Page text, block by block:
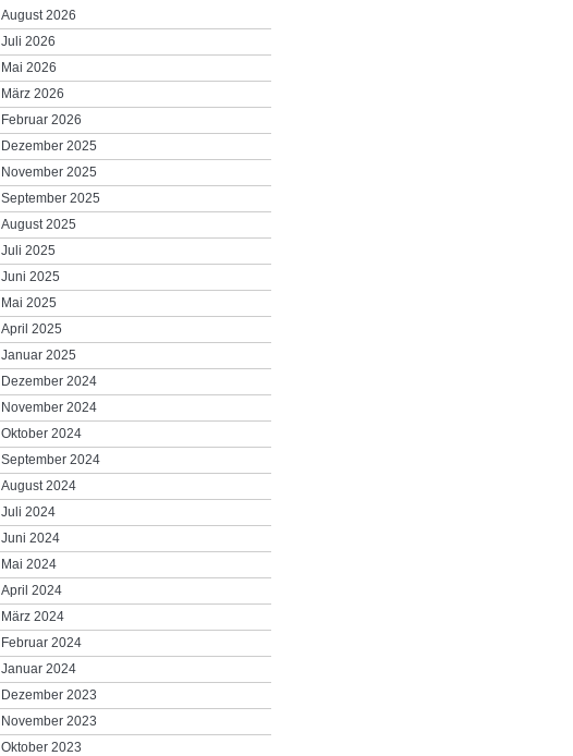
August 2026
Juli 2026
Mai 2026
März 2026
Februar 2026
Dezember 2025
November 2025
September 2025
August 2025
Juli 2025
Juni 2025
Mai 2025
April 2025
Januar 2025
Dezember 2024
November 2024
Oktober 2024
September 2024
August 2024
Juli 2024
Juni 2024
Mai 2024
April 2024
März 2024
Februar 2024
Januar 2024
Dezember 2023
November 2023
Oktober 2023